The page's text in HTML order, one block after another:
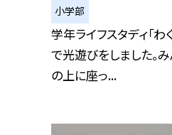
小学部
学年ライフスタディ「わ
で光遊びをしました。
の上に座っ...